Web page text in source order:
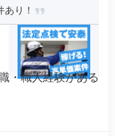
り！
・職人経験がある